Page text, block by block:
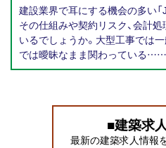
建設業界で耳にする機会の多い「
その仕組みや契約リスク、会計
いるでしょうか。大型工事では
では曖昧なまま関わっている……
■建築求
最新の建築求人情報